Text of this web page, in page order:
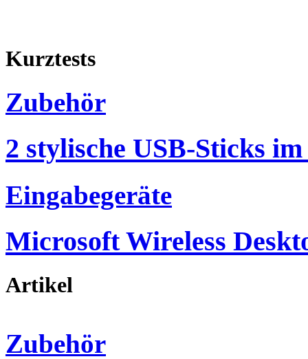
Kurztests
Zubehör
2 stylische USB-Sticks im
Eingabegeräte
Microsoft Wireless
Artikel
Zubehör